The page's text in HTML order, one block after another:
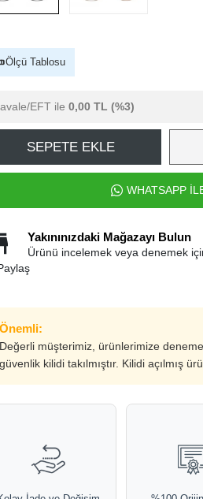
Ölçü Tablosu
EFT ile 0,00 TL (%3)
SEPETE EKLE
WHATSAPP
Yakınınızdaki Mağazayı Bulun
Ürünü incelemek veya denemek
Önemli:
Değerli müşterimiz, ürünlerimize
güvenlik kilidi takılmıştır. Kilidi açılmış